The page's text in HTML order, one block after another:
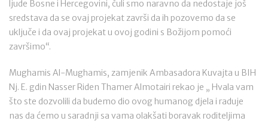
ljude Bosne i Hercegovini, čuli smo naravno da nedostaje još
sredstava da se ovaj projekat završi da ih pozovemo da se
uključe i da ovaj projekat u ovoj godini s Božijom pomoći
završimo“.
Mughamis Al-Mughamis, zamjenik Ambasadora Kuvajta u BIH
Nj. E. gdin Nasser Riden Thamer Almotairi rekao je „ Hvala vam
što ste dozvolili da budemo dio ovog humanog djela i raduje
nas da ćemo u saradnji sa vama olakšati boravak roditeljima